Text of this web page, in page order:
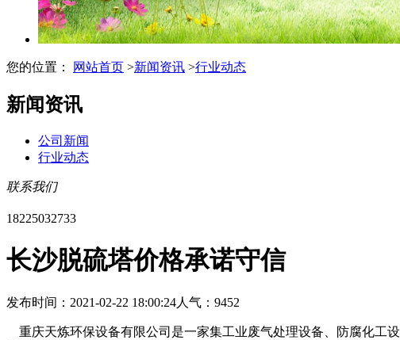
您的位置： 网站首页 >新闻资讯 >行业动态
新闻资讯
公司新闻
行业动态
联系我们
18225032733
长沙脱硫塔价格承诺守信
发布时间：2021-02-22 18:00:24人气：9452
重庆天炼环保设备有限公司是一家集工业废气处理设备、防腐化工